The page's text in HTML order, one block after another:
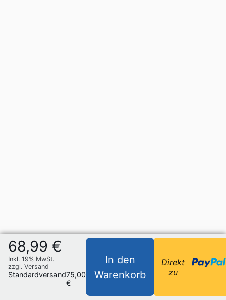
68,99 €
Inkl. 19% MwSt.
zzgl. Versand
Standardversand75,00
€
In den
Warenkorb
Direkt
zu